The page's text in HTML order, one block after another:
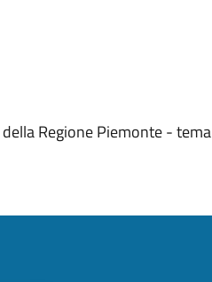
Regione Piemonte - tema